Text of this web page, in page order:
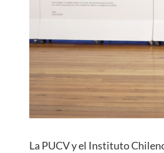
La PUCV y el Instituto